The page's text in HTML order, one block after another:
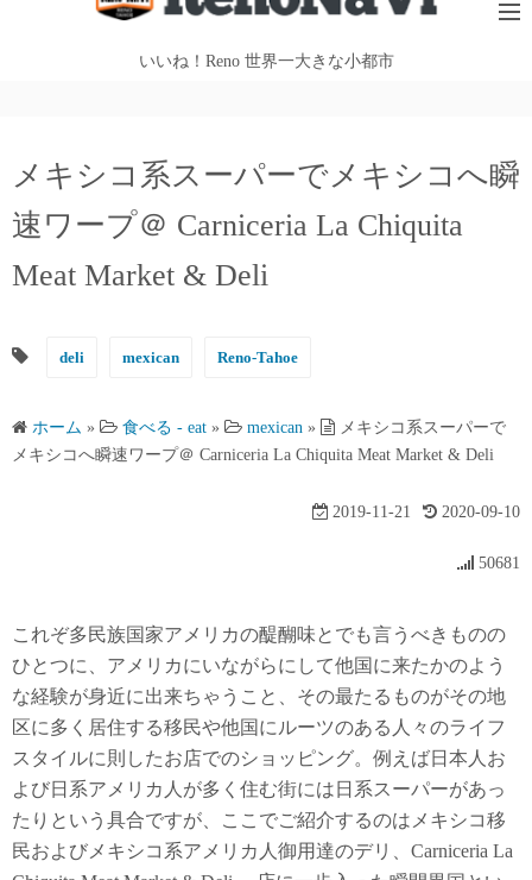
プ
いいね！Reno 世界一大きな小都市
メキシコ系スーパーでメキシコへ瞬
速ワープ＠ Carniceria La Chiquita
Meat Market & Deli
deli mexican Reno-Tahoe
ホーム » 食べる - eat » mexican »
メキシコ系スーパーで
メキシコへ瞬速ワープ＠ Carniceria La Chiquita Meat Market & Deli
2019-11-21 2020-09-10
50681
これぞ多民族国家アメリカの醍醐味とでも言うべきものの
ひとつに、アメリカにいながらにして他国に来たかのよう
な経験が身近に出来ちゃうこと、その最たるものがその地
区に多く居住する移民や他国にルーツのある人々のライフ
スタイルに則したお店でのショッピング。例えば日本人お
よび日系アメリカ人が多く住む街には日系スーパーがあっ
たりという具合ですが、ここでご紹介するのはメキシコ移
民およびメキシコ系アメリカ人御用達のデリ、Carniceria La